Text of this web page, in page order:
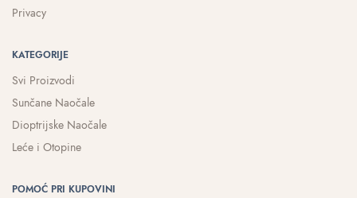
Privacy
KATEGORIJE
Svi Proizvodi
Sunčane Naočale
Dioptrijske Naočale
Leće i Otopine
POMOĆ PRI KUPOVINI